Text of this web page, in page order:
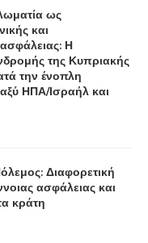
ως
και
Η
της Κυπριακής
την ένοπλη
ΗΠΑ/Ισραήλ και
Διαφορετική
ασφάλειας και
κράτη